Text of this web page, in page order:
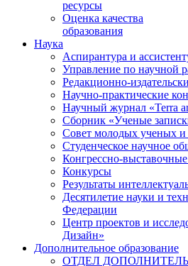
ресурсы
Оценка качества
образования
Наука
Аспирантура и
Управление по научной
Редакционно-
Научно-практические
Научный журнал «Terra
Сборник «Ученые
Совет молодых ученых и
Студенческое научное
Конгрессно-
Конкурсы
Результаты
Десятилетие науки и
Федерации
Центр проектов и
Дизайн»
Дополнительное образование
ОТДЕЛ